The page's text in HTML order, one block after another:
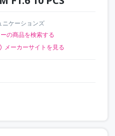
ニケーションズ
の商品を検索する
メーカーサイトを見る